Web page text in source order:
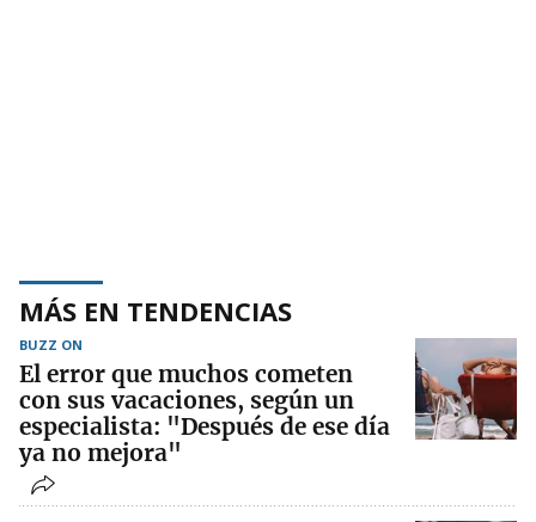
MÁS EN TENDENCIAS
BUZZ ON
El error que muchos cometen
con sus vacaciones, según un
especialista: "Después de ese día
ya no mejora"